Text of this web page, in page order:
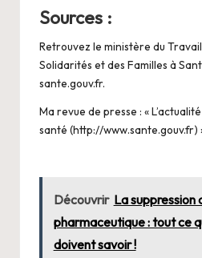
Sources :
Retrouvez le ministère du
Solidarités et des Familles à
sante.gouv.fr.
Ma revue de presse : «
santé (http://www.sante.gouv.fr)
Découvrir La suppression
pharmaceutique : tout ce
doivent savoir !